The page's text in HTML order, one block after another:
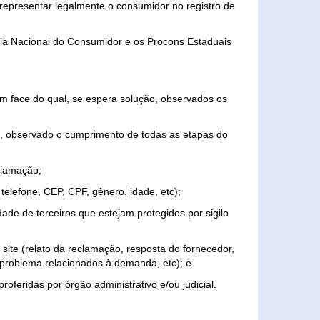
legalmente o consumidor no registro de
Nacional do Consumidor e os Procons Estaduais
face do qual, se espera solução, observados os
o cumprimento de todas as etapas do
CEP, CPF, gênero, idade, etc);
de terceiros que estejam protegidos por sigilo
(relato da reclamação, resposta do fornecedor,
relacionados à demanda, etc); e
por órgão administrativo e/ou judicial.